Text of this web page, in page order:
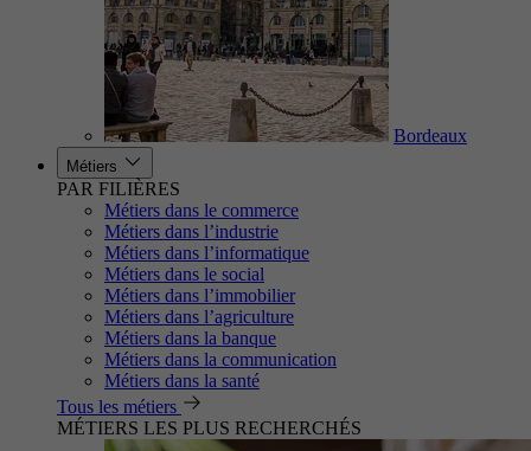
Bordeaux
Métiers
PAR FILIÈRES
Métiers dans le commerce
Métiers dans l’industrie
Métiers dans l’informatique
Métiers dans le social
Métiers dans l’immobilier
Métiers dans l’agriculture
Métiers dans la banque
Métiers dans la communication
Métiers dans la santé
Tous les métiers
MÉTIERS LES PLUS RECHERCHÉS